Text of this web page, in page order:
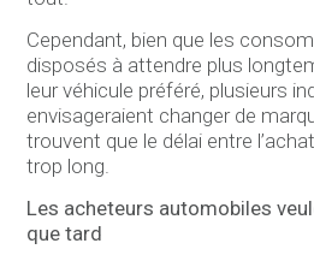
Cependant, bien que les
disposés à attendre plus
leur véhicule préféré, plusieurs
envisageraient changer de
trouvent que le délai entre
trop long.
Les acheteurs automobiles
que tard